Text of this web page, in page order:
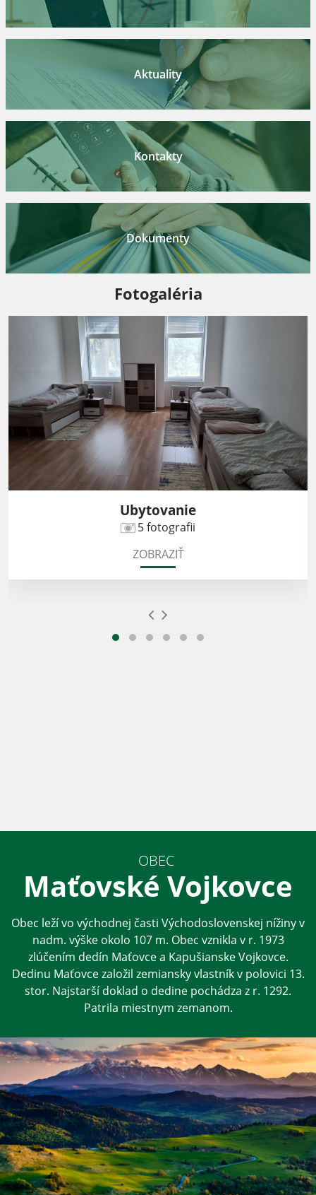
Aktuality
Kontakty
Dokumenty
Fotogaléria
Ubytovanie
5 fotografii
ZOBRAZIŤ
OBEC
Maťovské Vojkovce
Obec leží vo východnej časti Východoslovenskej nížiny v
nadm. výške okolo 107 m. Obec vznikla v r. 1973
zlúčením dedín Maťovce a Kapušianske Vojkovce.
Dedinu Maťovce založil zemiansky vlastník v polovici 13.
stor. Najstarší doklad o dedine pochádza z r. 1292.
Patrila miestnym zemanom.